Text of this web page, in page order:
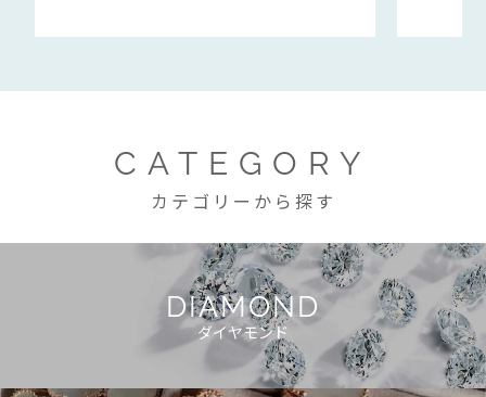
CATEGORY
カテゴリーから探す
DIAMOND
ダイヤモンド